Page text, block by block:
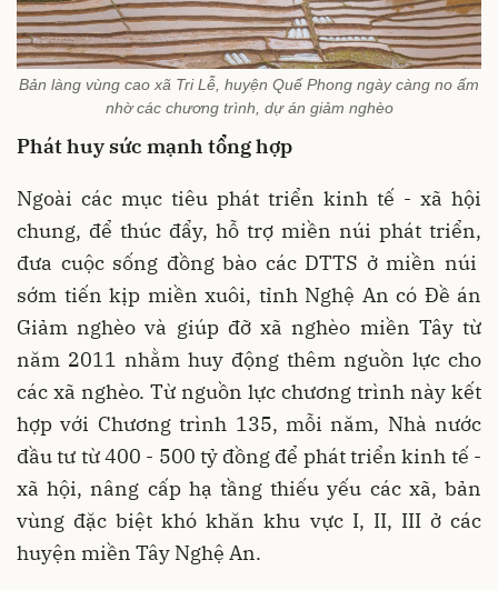
Bản làng vùng cao xã Tri Lễ, huyện Quế Phong ngày càng no ấm
nhờ các chương trình, dự án giảm nghèo
Phát huy sức mạnh tổng hợp
Ngoài các mục tiêu phát triển kinh tế - xã hội
chung, để thúc đẩy, hỗ trợ miền núi phát triển,
đưa cuộc sống đồng bào các DTTS ở miền núi
sớm tiến kịp miền xuôi, tỉnh Nghệ An có Đề án
Giảm nghèo và giúp đỡ xã nghèo miền Tây từ
năm 2011 nhằm huy động thêm nguồn lực cho
các xã nghèo. Từ nguồn lực chương trình này kết
hợp với Chương trình 135, mỗi năm, Nhà nước
đầu tư từ 400 - 500 tỷ đồng để phát triển kinh tế -
xã hội, nâng cấp hạ tầng thiếu yếu các xã, bản
vùng đặc biệt khó khăn khu vực I, II, III ở các
huyện miền Tây Nghệ An.